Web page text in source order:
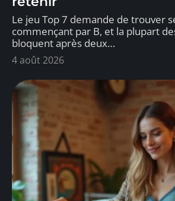
Le jeu Top 7 demande de trouver
commençant par B, et la plupart
bloquent après deux…
4 août 2026